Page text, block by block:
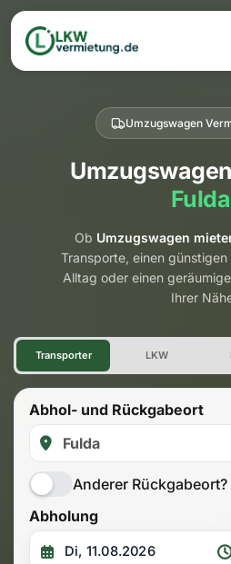
Umzugswagen
Ob Umzugswagen
Transporte, einen
Alltag oder einen
Ihrer
Umzugswagen
Transporter LKW
Abhol- und Rückgabeort
Anderer Rückgabeort?
Abholung